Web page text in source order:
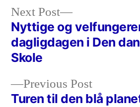
Post
navigation
Previous PostPrevious
post:
Turen til den blå
Next Post
Next
post:
Nyttige og
dagligdagen i Den
Skole